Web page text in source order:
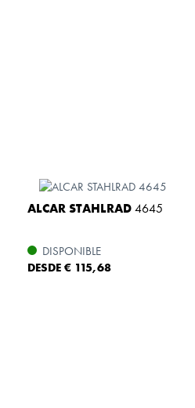
ALCAR STAHLRAD4645
DISPONIBLE
DESDE € 115,68